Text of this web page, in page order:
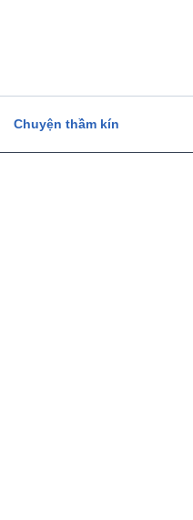
Chuyện thầm kín